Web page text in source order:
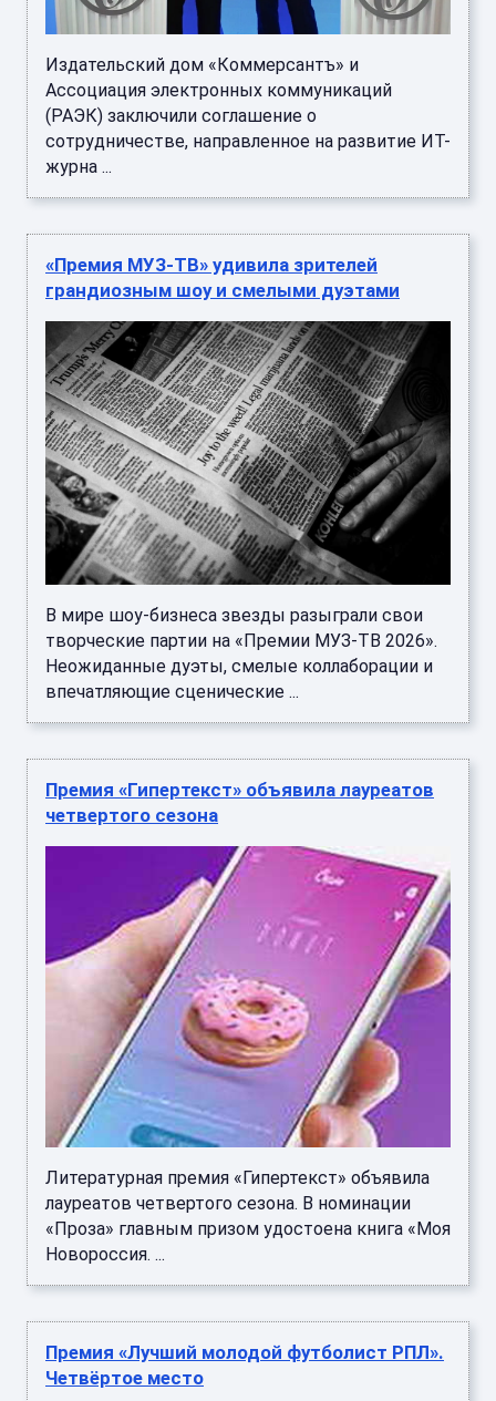
​Издательский дом «Коммерсантъ» и
Ассоциация электронных коммуникаций
(РАЭК) заключили соглашение о
сотрудничестве, направленное на развитие ИТ-
журна ...
«Премия МУЗ-ТВ» удивила зрителей
грандиозным шоу и смелыми дуэтами
В мире шоу-бизнеса звезды разыграли свои
творческие партии на «Премии МУЗ-ТВ 2026».
Неожиданные дуэты, смелые коллаборации и
впечатляющие сценические ...
Премия «Гипертекст» объявила лауреатов
четвертого сезона
Литературная премия «Гипертекст» объявила
лауреатов четвертого сезона. В номинации
«Проза» главным призом удостоена книга «Моя
Новороссия. ...
Премия «Лучший молодой футболист РПЛ».
Четвёртое место